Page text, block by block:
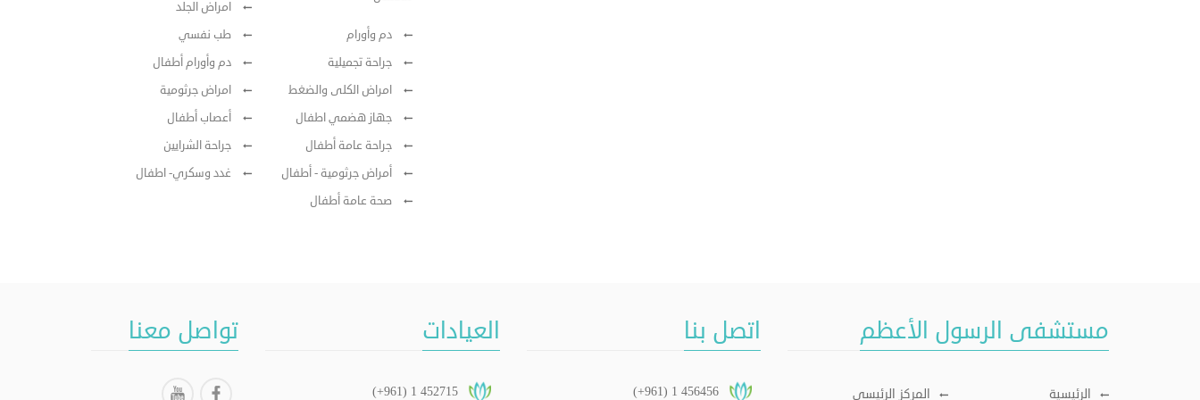
امراض الجلد
دم وأورام
طب نفسي
جراحة تجميلية
دم وأورام أطفال
امراض الكلى والضغط
امراض جرثومية
جهاز هضمي اطفال
أعصاب أطفال
جراحة عامة أطفال
جراحة الشرايين
أمراض جرثومية - أطفال
غدد وسكري- اطفال
صحة عامة أطفال
مستشفى الرسول الأعظم
الرئيسية المركز الرئيسي
اتصل بنا
(+961) 1 456456
العيادات
(+961) 1 452715
تواصل معنا